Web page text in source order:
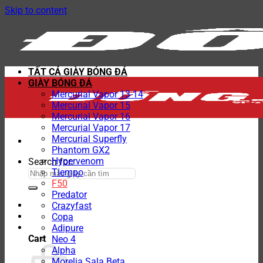
Skip to content
Search for:
Cart
TẤT CẢ GIÀY BÓNG ĐÁ
GIÀY BÓNG ĐÁ
Mercurial Vapor 13-14
Mercurial Vapor 15
Mercurial Vapor 16
Mercurial Vapor 17
Mercurial Superfly
Phantom GX2
Hypervenom
Tiempo
F50
Predator
Crazyfast
Copa
Adipure
Neo 4
Alpha